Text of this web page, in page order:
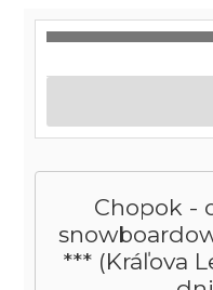
Chopok -
*** (Kráľova